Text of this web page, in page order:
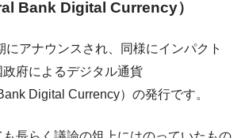
Bank Digital Currency）
にアナウンスされ、同様にインパクト
府によるデジタル通貨
Digital Currency）の発行です。